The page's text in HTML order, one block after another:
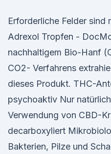
Erforderliche Felder
Adrexol Tropfen -
nachhaltigem Bio-Hanf
CO2- Verfahrens
dieses Produkt. THC-
psychoaktiv Nur
Verwendung von CBD-
decarboxyliert
Bakterien, Pilze und